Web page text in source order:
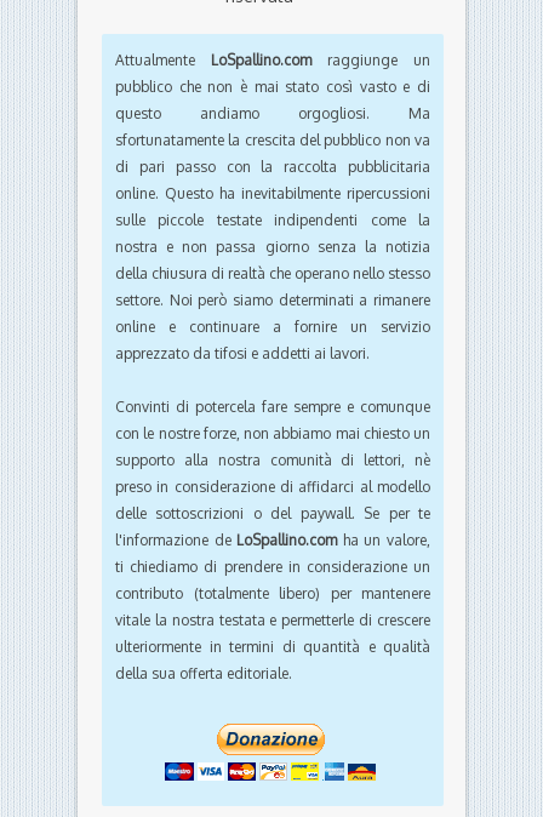
Attualmente LoSpallino.comraggiunge un
pubblico che non è mai stato così vasto e di
questo andiamo orgogliosi. Ma
sfortunatamente la crescita del pubblico non va
di pari passo con la raccolta pubblicitaria
online. Questo ha inevitabilmente ripercussioni
sulle piccole testate indipendenti come la
nostra e non passa giorno senza la notizia
della chiusura di realtà che operano nello stesso
settore. Noi però siamo determinati a rimanere
online e continuare a fornire un servizio
apprezzato da tifosi e addetti ai lavori.
Convinti di potercela fare sempre e comunque
con le nostre forze, non abbiamo mai chiesto un
supporto alla nostra comunità di lettori, nè
preso in considerazione di affidarci al modello
delle sottoscrizioni o del paywall. Se per te
l'informazione de LoSpallino.comha un valore,
ti chiediamo di prendere in considerazione un
contributo (totalmente libero) per mantenere
vitale la nostra testata e permetterle di crescere
ulteriormente in termini di quantità e qualità
della sua offerta editoriale.